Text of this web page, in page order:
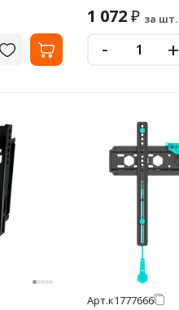
1 072₽ за шт.
- +
Арт.к1777666